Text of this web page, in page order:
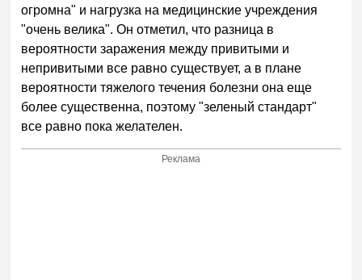
огромна" и нагрузка на медицинские учреждения
"очень велика". Он отметил, что разница в
вероятности заражения между привитыми и
непривитыми все равно существует, а в плане
вероятности тяжелого течения болезни она еще
более существенна, поэтому "зеленый стандарт"
все равно пока желателен.
Реклама